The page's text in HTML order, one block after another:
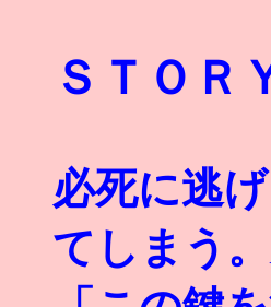
ＳＴＯＲ
必死に逃
てしまう